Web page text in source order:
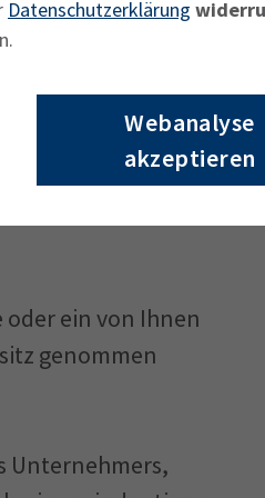
Datenschutzerklärung
Webanalyse
akzeptieren
diesen
oder ein von Ihnen
genommen
Unternehmers,